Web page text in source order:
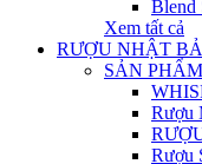
Blend
Xem tất cả
RƯỢU NHẬT
SẢN PHẨM
Rượu
Rượu